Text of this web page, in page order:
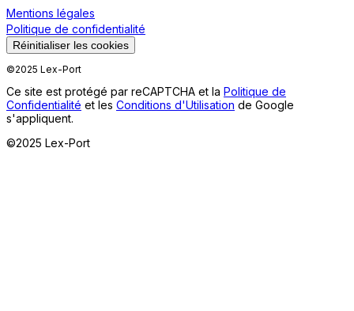
Mentions légales
Politique de confidentialité
Réinitialiser les cookies
©2025 Lex-Port
Ce site est protégé par reCAPTCHA et la Politique de
Confidentialité et les Conditions d'Utilisation de Google
s'appliquent.
©2025 Lex-Port